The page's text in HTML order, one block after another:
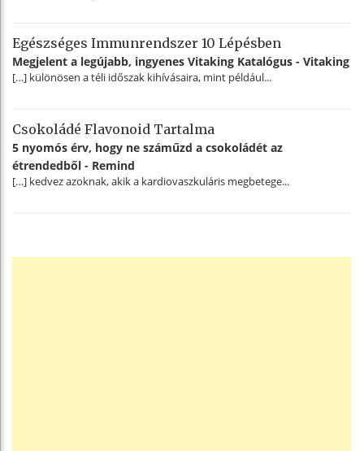
Egészséges Immunrendszer 10 Lépésben
Megjelent a legújabb, ingyenes Vitaking Katalógus - Vitaking
[…] különösen a téli időszak kihívásaira, mint például...
Csokoládé Flavonoid Tartalma
5 nyomós érv, hogy ne száműzd a csokoládét az
étrendedből - Remind
[…] kedvez azoknak, akik a kardiovaszkuláris megbetege...